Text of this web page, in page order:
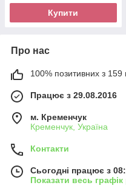
Купити
Про нас
100% позитивних з 159
Працює з 29.08.2016
м. Кременчук
Кременчук, Україна
Контакти
Сьогодні працює з
Показати весь